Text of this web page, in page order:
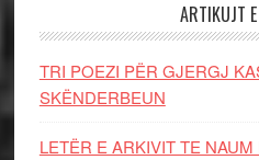
ARTIKUJT
TRI POEZI PËR GJERGJ
SKËNDERBEUN
LETËR E ARKIVIT TE